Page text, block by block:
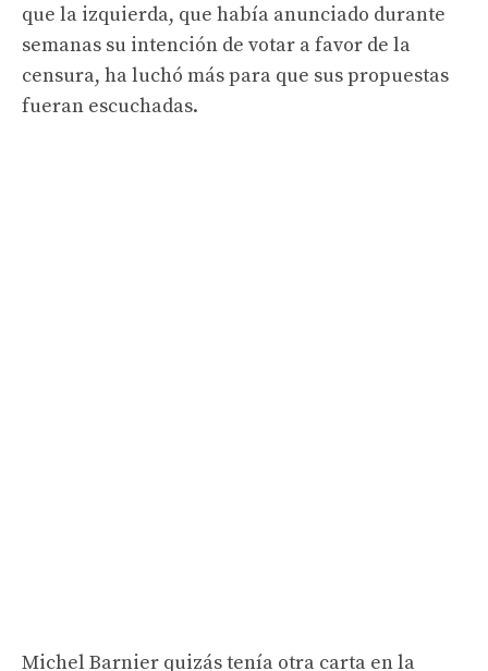
que la izquierda, que había anunciado durante
semanas su intención de votar a favor de la
censura, ha luchó más para que sus propuestas
fueran escuchadas.
Michel Barnier quizás tenía otra carta en la